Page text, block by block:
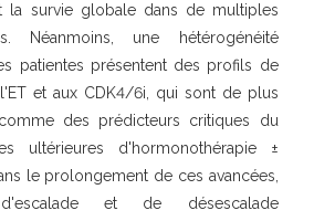
la survie globale dans de multiples
Néanmoins, une hétérogénéité
patientes présentent des profils de
et aux CDK4/6i, qui sont de plus
des prédicteurs critiques du
ultérieures d'hormonothérapie ±
le prolongement de ces avancées,
et de désescalade